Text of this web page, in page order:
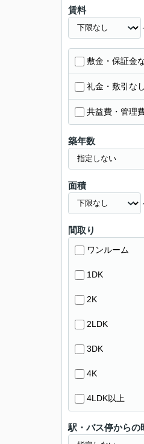
賃料
敷金・保証金
礼金・敷引なし
共益費・管理
築年数
面積
間取り
ワンルーム
1DK
2K
2LDK
3DK
4K
4LDK以上
駅・バス停からの